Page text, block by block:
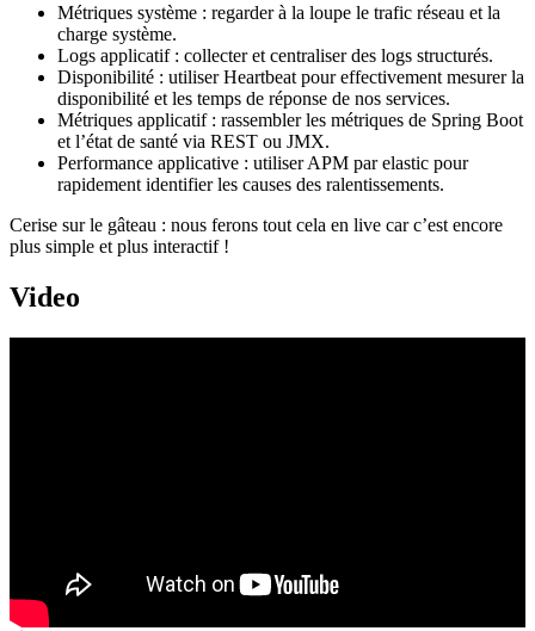
Métriques système : regarder à la loupe le trafic réseau et la
charge système.
Logs applicatif : collecter et centraliser des logs structurés.
Disponibilité : utiliser Heartbeat pour effectivement mesurer la
disponibilité et les temps de réponse de nos services.
Métriques applicatif : rassembler les métriques de Spring Boot
et l’état de santé via REST ou JMX.
Performance applicative : utiliser APM par elastic pour
rapidement identifier les causes des ralentissements.
Cerise sur le gâteau : nous ferons tout cela en live car c’est encore
plus simple et plus interactif !
Video